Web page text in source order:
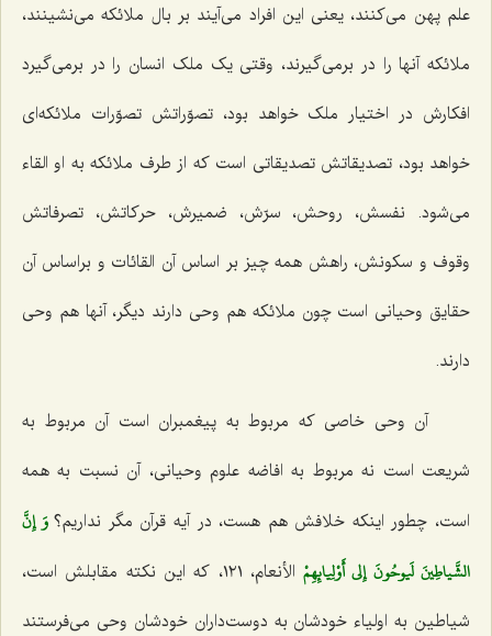
علم پهن می‌کنند، یعنی این افراد می‌آیند بر بال ملائکه می‌نشینند،
ملائکه آنها را در برمی‌گیرند، وقتی یک ملک انسان را در برمی‌گیرد
افکارش در اختیار ملک خواهد بود، تصوّراتش تصوّرات ملائکه‌ای
خواهد بود، تصدیقاتش تصدیقاتی است که از طرف ملائکه به او القاء
می‌شود. نفسش، روحش، سرّش، ضمیرش، حرکاتش، تصرفاتش
وقوف و سکونش، راهش همه چیز بر اساس آن القائات و براساس آن
حقایق وحیانی است چون ملائکه هم وحی دارند دیگر، آنها هم وحی
دارند.
آن وحی خاصی که مربوط به پیغمبران است آن مربوط به
شریعت است نه مربوط به افاضه علوم وحیانی، آن نسبت به همه
است، چطور اینکه خلافش هم هست، در آیه قرآن مگر نداریم؟وَ إِنَّ
الشَّياطِينَ لَيوحُونَ إِلى‌ أَوْلِيائِهِمْ‌
الأنعام، ١٢١، که این نکته مقابلش است،
شیاطین به اولیاء خودشان به دوست‌داران خودشان وحی می‌فرستند